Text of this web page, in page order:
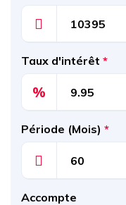
Taux d'intérêt *
%
Période (Mois) *
Accompte